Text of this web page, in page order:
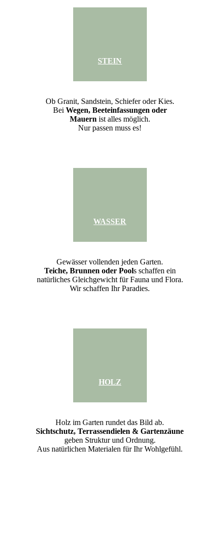
STEIN
Ob Granit, Sandstein, Schiefer oder Kies.
Bei Wegen, Beeteinfassungen oder
Mauern ist alles möglich.
Nur passen muss es!
WASSER
Gewässer vollenden jeden Garten.
Teiche, Brunnen oder Pools schaffen ein
natürliches Gleichgewicht für Fauna und Flora.
Wir schaffen Ihr Paradies.
HOLZ
Holz im Garten rundet das Bild ab.
Sichtschutz, Terrassendielen & Gartenzäune
geben Struktur und Ordnung.
Aus natürlichen Materialen für Ihr Wohlgefühl.